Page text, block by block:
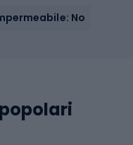
No